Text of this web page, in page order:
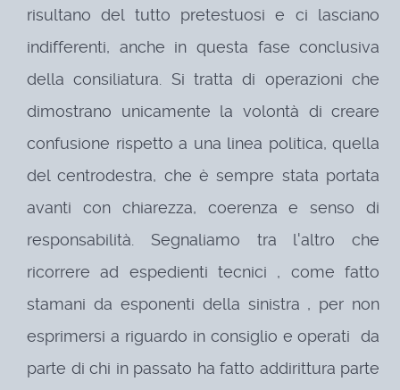
risultano del tutto pretestuosi e ci lasciano
indifferenti, anche in questa fase conclusiva
della consiliatura. Si tratta di operazioni che
dimostrano unicamente la volontà di creare
confusione rispetto a una linea politica, quella
del centrodestra, che è sempre stata portata
avanti con chiarezza, coerenza e senso di
responsabilità. Segnaliamo tra l'altro che
ricorrere ad espedienti tecnici , come fatto
stamani da esponenti della sinistra , per non
esprimersi a riguardo in consiglio e operati da
parte di chi in passato ha fatto addirittura parte